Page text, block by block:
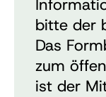
bitte der
Das
zum
ist der